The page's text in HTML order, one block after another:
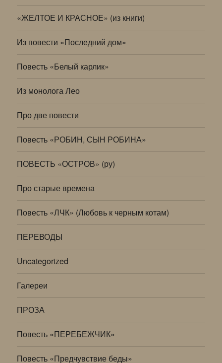
«ЖЕЛТОЕ И КРАСНОЕ» (из книги)
Из повести «Последний дом»
Повесть «Белый карлик»
Из монолога Лео
Про две повести
Повесть «РОБИН, СЫН РОБИНА»
ПОВЕСТЬ «ОСТРОВ» (ру)
Про старые времена
Повесть «ЛЧК» (Любовь к черным котам)
ПЕРЕВОДЫ
Uncategorized
Галереи
ПРОЗА
Повесть «ПЕРЕБЕЖЧИК»
Повесть «Предчувствие беды»